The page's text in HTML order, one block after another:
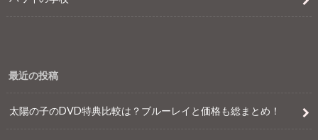
最近の投稿
太陽の子のDVD特典比較は？ブルーレイと価格も総まとめ！